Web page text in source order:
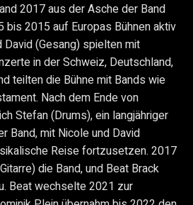
2017 aus der Asche der Band
bis 2015 auf Europas Bühnen aktiv
David (Gesang) spielten mit
in der Schweiz, Deutschland,
teilten die Bühne mit Bands wie
Nach dem Ende von
Stefan (Drums), ein langjähriger
Band, mit Nicole und David
Reise fortzusetzen. 2017
die Band, und Beat Brack
Beat wechselte 2021 zur